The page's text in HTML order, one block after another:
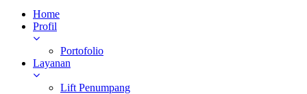
Home
Profil
Portofolio
Layanan
Lift Penumpang